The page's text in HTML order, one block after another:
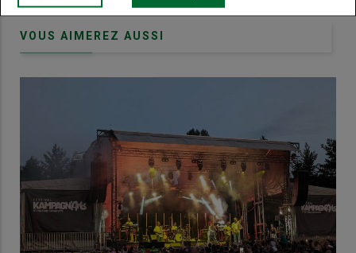
VOUS AIMEREZ AUSSI